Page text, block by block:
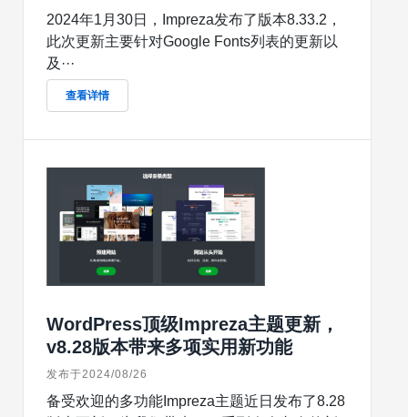
2024年1月30日，Impreza发布了版本8.33.2，
此次更新主要针对Google Fonts列表的更新以
及···
查看详情
WordPress顶级Impreza主题更新，
v8.28版本带来多项实用新功能
发布于2024/08/26
备受欢迎的多功能Impreza主题近日发布了8.28